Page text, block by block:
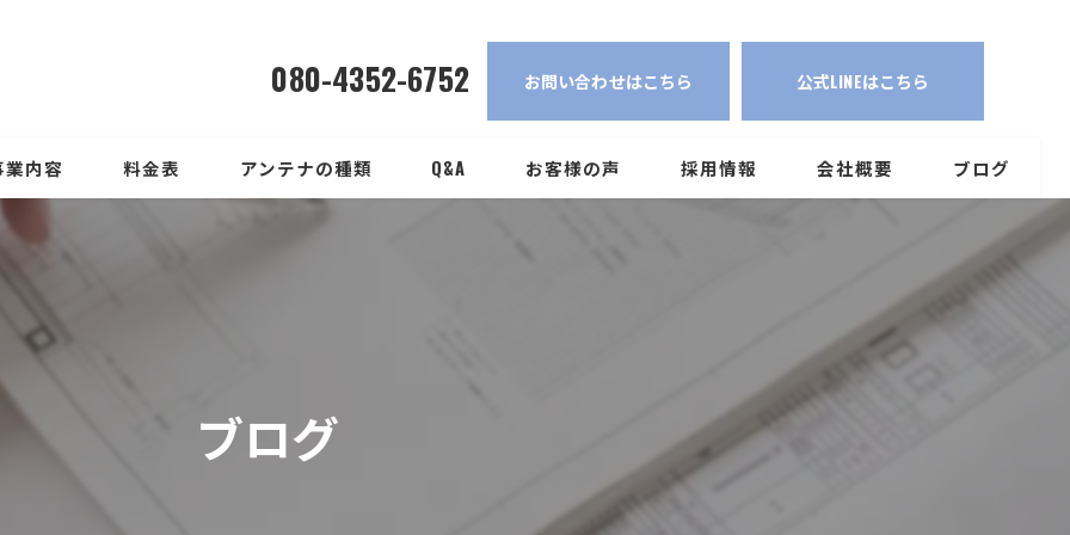
080-4352-6752 お問い合わせはこちら 公式LINEはこちら
業内容 料金表 アンテナの種類 Q&A お客様の声 採用情報 会社概要 ブログ
ブログ